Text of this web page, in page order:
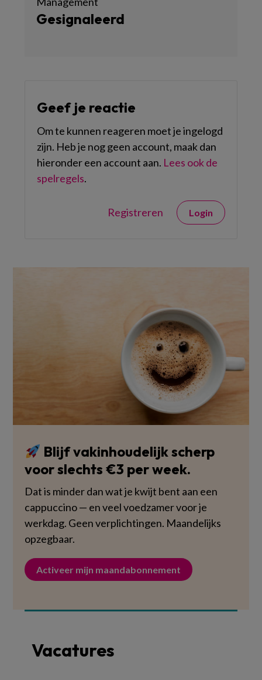
Gesignaleerd
Geef je reactie
Om te kunnen reageren moet je ingelogd
zijn. Heb je nog geen account, maak dan
hieronder een account aan. Lees ook de
spelregels.
Registreren Login
Blijf vakinhoudelijk scherp
voor slechts €3 per week.
Dat is minder dan wat je kwijt bent aan een
cappuccino — en veel voedzamer voor je
werkdag. Geen verplichtingen. Maandelijks
opzegbaar.
Activeer mijn maandabonnement
Vacatures